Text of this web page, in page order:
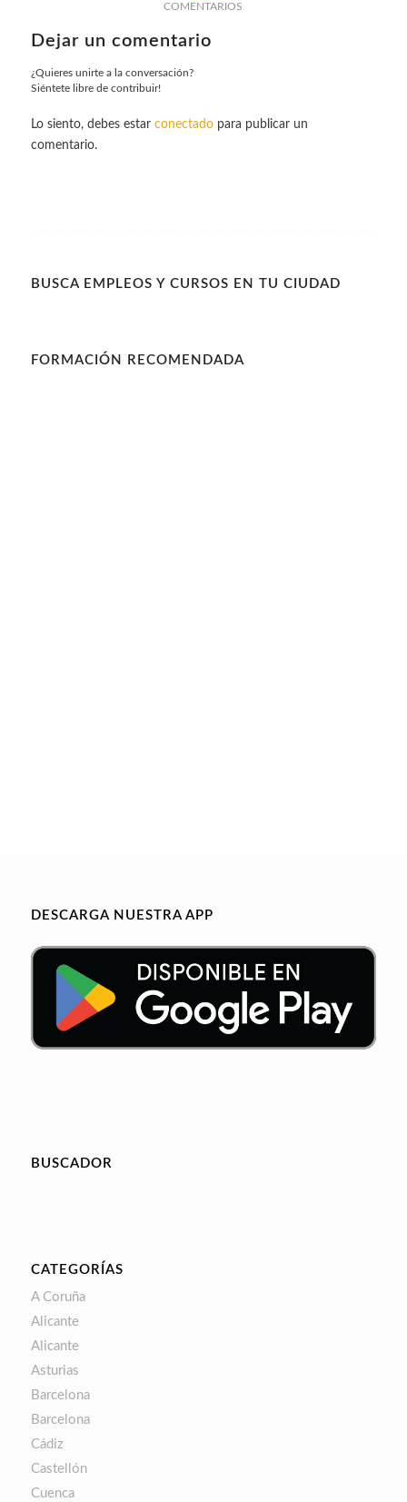
COMENTARIOS
Dejar un comentario
¿Quieres unirte a la conversación?
Siéntete libre de contribuir!
Lo siento, debes estar conectadopara publicar un
comentario.
BUSCA EMPLEOS Y CURSOS EN TU CIUDAD
FORMACIÓN RECOMENDADA
DESCARGA NUESTRA APP
BUSCADOR
CATEGORÍAS
A Coruña
Alicante
Alicante
Asturias
Barcelona
Barcelona
Cádiz
Castellón
Cuenca